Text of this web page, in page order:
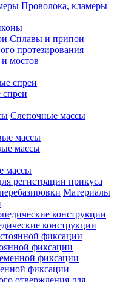
Проволока, кламеры
Сплавы и припои
протезирования
мостов
Слепочные массы
массы
массы
массы
регистрации прикуса
Материалы
конструкции
фиксации
фиксации